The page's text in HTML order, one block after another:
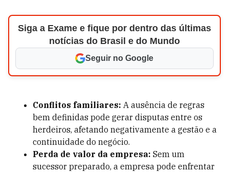
Siga a Exame e fique por dentro das últimas
notícias do Brasil e do Mundo
Seguir no Google
Conflitos familiares: A ausência de regras
bem definidas pode gerar disputas entre os
herdeiros, afetando negativamente a gestão e a
continuidade do negócio.
Perda de valor da empresa: Sem um
sucessor preparado, a empresa pode enfrentar